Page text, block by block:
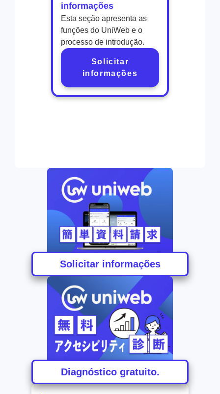
informações
Esta seção apresenta as
funções do UniWeb e o
processo de introdução.
Solicitar
informações
Solicitar informações
Diagnóstico gratuito.